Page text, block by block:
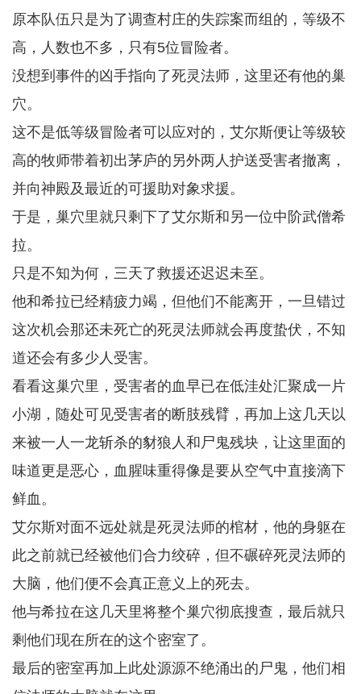
原本队伍只是为了调查村庄的失踪案而组的，等级不
高，人数也不多，只有5位冒险者。
没想到事件的凶手指向了死灵法师，这里还有他的巢
穴。
这不是低等级冒险者可以应对的，艾尔斯便让等级较
高的牧师带着初出茅庐的另外两人护送受害者撤离，
并向神殿及最近的可援助对象求援。
于是，巢穴里就只剩下了艾尔斯和另一位中阶武僧希
拉。
只是不知为何，三天了救援还迟迟未至。
他和希拉已经精疲力竭，但他们不能离开，一旦错过
这次机会那还未死亡的死灵法师就会再度蛰伏，不知
道还会有多少人受害。
看看这巢穴里，受害者的血早已在低洼处汇聚成一片
小湖，随处可见受害者的断肢残臂，再加上这几天以
来被一人一龙斩杀的豺狼人和尸鬼残块，让这里面的
味道更是恶心，血腥味重得像是要从空气中直接滴下
鲜血。
艾尔斯对面不远处就是死灵法师的棺材，他的身躯在
此之前就已经被他们合力绞碎，但不碾碎死灵法师的
大脑，他们便不会真正意义上的死去。
他与希拉在这几天里将整个巢穴彻底搜查，最后就只
剩他们现在所在的这个密室了。
最后的密室再加上此处源源不绝涌出的尸鬼，他们相